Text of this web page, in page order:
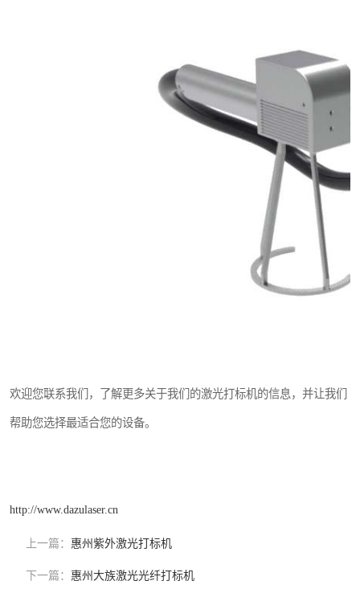
欢迎您联系我们，了解更多关于我们的激光打标机的信息，并让我们
帮助您选择最适合您的设备。
http://www.dazulaser.cn
上一篇： 惠州紫外激光打标机
下一篇： 惠州大族激光光纤打标机